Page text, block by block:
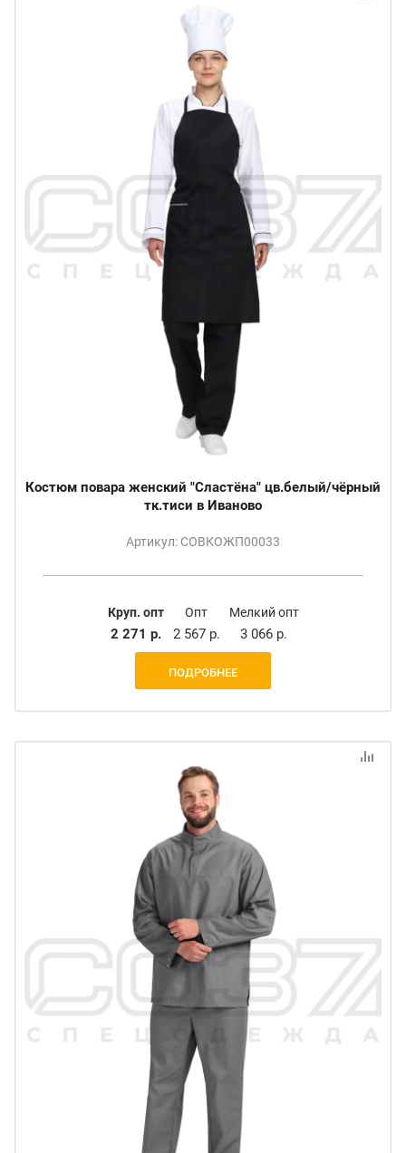
Костюм повара женский "Сластёна" цв.белый/чёрный
тк.тиси в Иваново
Артикул: СОВКОЖП00033
Круп. опт
2 271 р.
Опт
2 567 р.
Мелкий опт
3 066 р.
ПОДРОБНЕЕ